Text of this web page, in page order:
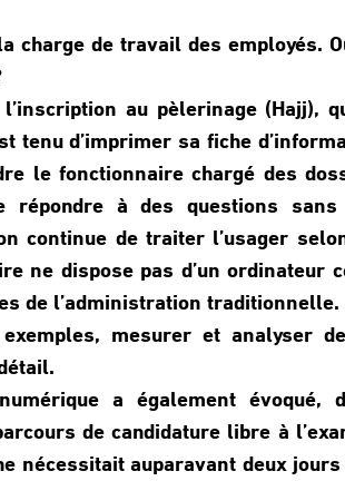
charge de travail des employés.
au pèlerinage (Hajj),
tenu d’imprimer sa fiche
le fonctionnaire chargé des
répondre à des questions
continue de traiter l’usager
ne dispose pas d’un ordinateur
de l’administration traditionnelle.
mesurer et analyser
a également évoqué,
de candidature libre à
nécessitait auparavant deux